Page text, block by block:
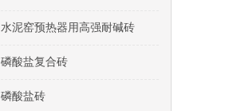
水泥窑预热器用高强耐碱砖
磷酸盐复合砖
磷酸盐砖